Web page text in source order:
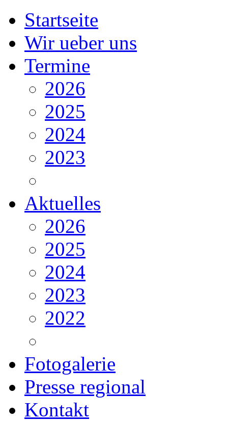
Startseite
Wir ueber uns
Termine
2026
2025
2024
2023
Aktuelles
2026
2025
2024
2023
2022
Fotogalerie
Presse regional
Kontakt